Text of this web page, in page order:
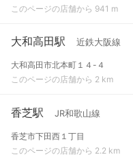
このページの店舗から 941 m
大和高田駅 近鉄大阪線
大和高田市北本町１４-４
このページの店舗から 2 km
香芝駅 JR和歌山線
香芝市下田西１丁目
このページの店舗から 2.2 km